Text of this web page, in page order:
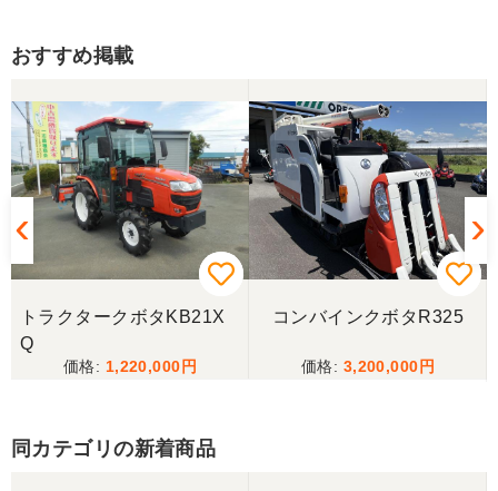
この度はお世話になりました。また、機会があれば
よろしくお願いします。
三重県／ユウスケ
購入から引き取りまでスムーズでした。ありがとう
ございました。
当方の要望に対して、素早く対応していただき感謝
おすすめ掲載
トラクタークボタKB21X
Q
1,220,000
コンバインクボタR325
3,200,000
同カテゴリの新着商品